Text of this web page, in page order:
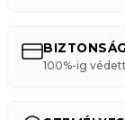
100%-ig